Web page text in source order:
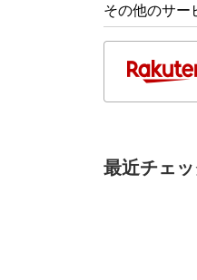
その他のサー
最近チェ